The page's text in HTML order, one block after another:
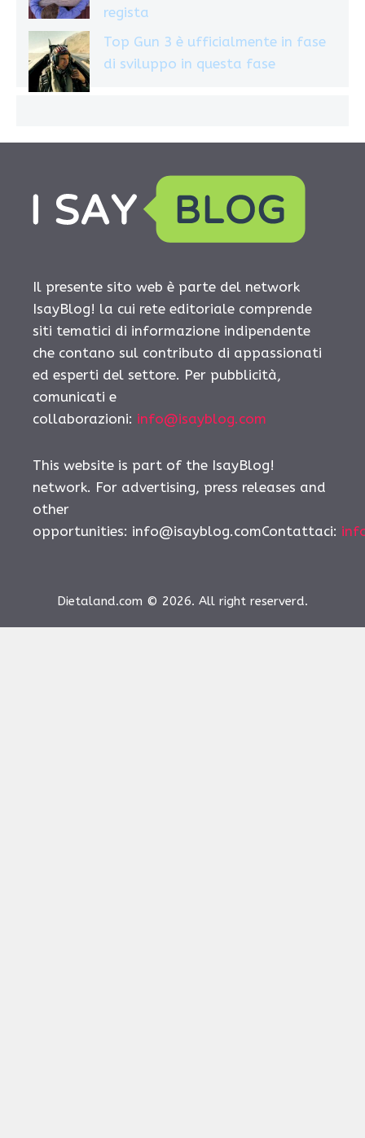
regista
Top Gun 3 è ufficialmente in fase
di sviluppo in questa fase
Il presente sito web è parte del network
IsayBlog! la cui rete editoriale comprende
siti tematici di informazione indipendente
che contano sul contributo di appassionati
ed esperti del settore. Per pubblicità,
comunicati e
collaborazioni: info@isayblog.com
This website is part of the IsayBlog!
network. For advertising, press releases and
other
opportunities: info@isayblog.comContattaci:
Dietaland.com © 2026. All right reserverd.